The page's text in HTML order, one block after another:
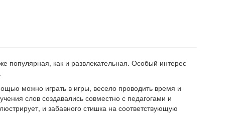
популярная, как и развлекательная. Особый интерес
можно играть в игры, весело проводить время и
слов создавались совместно с педагогами и
и забавного стишка на соответствующую